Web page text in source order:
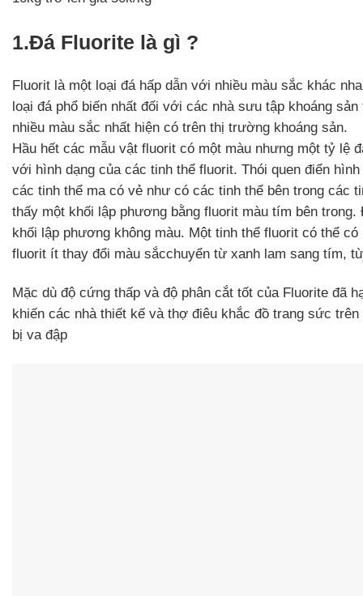
1.Đá Fluorite là gì ?
Fluorit là một loại đá hấp dẫn với nhiều màu sắc khác
loại đá phổ biến nhất đối với các nhà sưu tập khoáng
nhiều màu sắc nhất hiện có trên thị trường khoáng sản.
Hầu hết các mẫu vật fluorit có một màu nhưng một tỷ lệ
với hình dạng của các tinh thể fluorit. Thói quen điển
các tinh thể ma có vẻ như có các tinh thể bên trong các
thấy một khối lập phương bằng fluorit màu tím bên trong.
khối lập phương không màu. Một tinh thể fluorit có thể
fluorit ít thay đổi màu sắcchuyển từ xanh lam sang tím,
Mặc dù độ cứng thấp và độ phân cắt tốt của Fluorite đã
khiến các nhà thiết kế và thợ điêu khắc đồ trang sức
bị va đập